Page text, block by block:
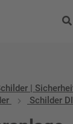
|
Schilder